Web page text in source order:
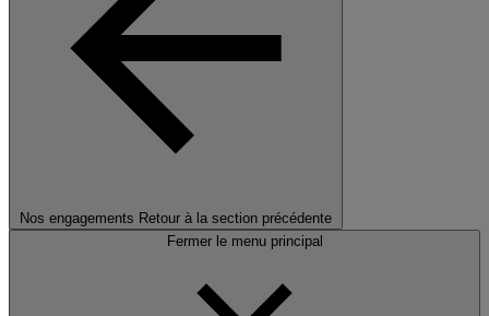
Nos engagements Retour à la section précédente
Fermer le menu principal